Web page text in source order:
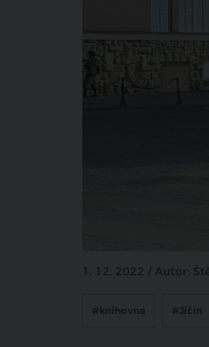
1. 12. 2022 / Autor:
#knihovna #Jičín